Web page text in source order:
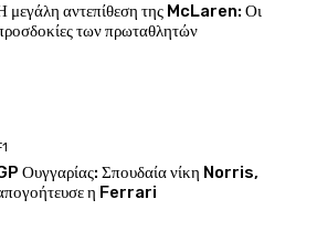
μεγάλη αντεπίθεση της McLaren: Οι
των πρωταθλητών
Ουγγαρίας: Σπουδαία νίκη Norris,
η Ferrari